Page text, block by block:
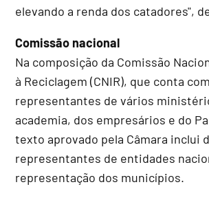
elevando a renda dos catadores",
Comissão nacional
Na composição da Comissão
à Reciclagem (CNIR), que conta com
representantes de vários
academia, dos empresários e do
texto aprovado pela Câmara inclui
representantes de entidades
representação dos municípios.